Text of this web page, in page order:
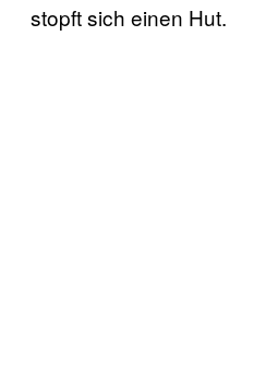
stopft sich einen Hut.